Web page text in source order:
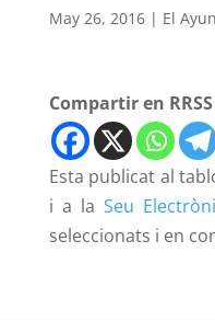
May 26, 2016| El
Compartir en RRSS
Esta publicat al
i a la Seu
seleccionats i en